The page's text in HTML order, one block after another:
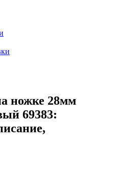
ножке 28мм
69383: